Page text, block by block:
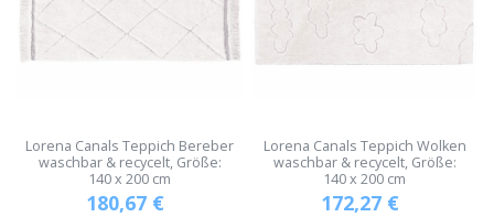
Lorena Canals Teppich Bereber
waschbar & recycelt, Größe:
140 x 200 cm
180,67 €
Lorena Canals Teppich Wolken
waschbar & recycelt, Größe:
140 x 200 cm
172,27 €